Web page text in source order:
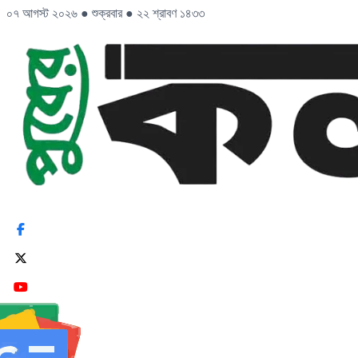
০৭ আগস্ট ২০২৬ ● শুক্রবার ● ২২ শ্রাবণ ১৪৩৩